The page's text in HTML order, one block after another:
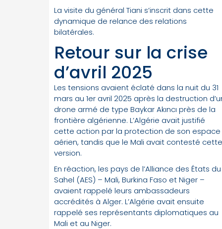
La visite du général Tiani s’inscrit dans cette
dynamique de relance des relations
bilatérales.
Retour sur la crise
d’avril 2025
Les tensions avaient éclaté dans la nuit du 31
mars au 1er avril 2025 après la destruction
drone armé de type Baykar Akıncı près de la
frontière algérienne. L’Algérie avait justifié
cette action par la protection de son espace
aérien, tandis que le Mali avait contesté cette
version.
En réaction, les pays de l’Alliance des États du
Sahel (AES) – Mali, Burkina Faso et Niger –
avaient rappelé leurs ambassadeurs
accrédités à Alger. L’Algérie avait ensuite
rappelé ses représentants diplomatiques au
Mali et au Niger.